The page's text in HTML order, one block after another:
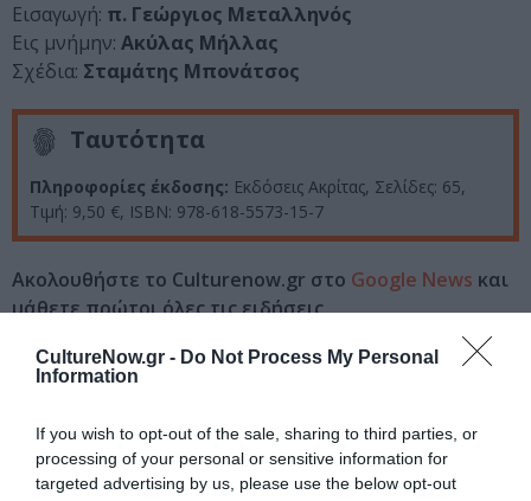
CultureNow.gr - Do Not Process My Personal
Information
If you wish to opt-out of the sale, sharing to third parties, or
processing of your personal or sensitive information for
targeted advertising by us, please use the below opt-out
Εισαγωγή: π. Γεώργιος Μεταλληνός
Εις μνήμην: Ακύλας Μήλλας
Σχέδια: Σταμάτης Μπονάτσος
Ταυτότητα
Πληροφορίες έκδοσης: Εκδόσεις Ακρίτας, Σελίδες: 65,
Τιμή: 9,50 €, ISBN: 978-618-5573-15-7
Ακολουθήστε το Culturenow.gr στο Google News και
μάθετε πρώτοι όλες τις ειδήσεις
Δείτε όλα τατελευταία νέαγια την Τέχνη και τον
Πολιτισμό στο
Νέοι Διαγωνισμοί❯